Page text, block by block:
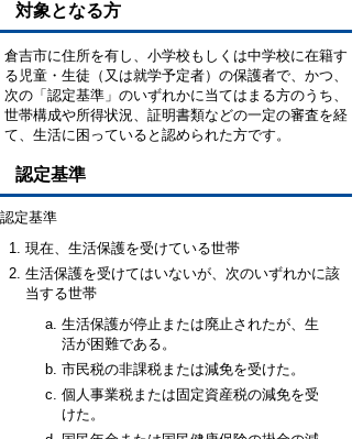
対象となる方
倉吉市に住所を有し、小学校もしくは中学校に在籍す
る児童・生徒（又は就学予定者）の保護者で、かつ、
次の「認定基準」のいずれかに当てはまる方のうち、
世帯構成や所得状況、証明書類などの一定の審査を経
て、生活に困っていると認められた方です。
認定基準
認定基準
現在、生活保護を受けている世帯
生活保護を受けてはいないが、次のいずれかに該
当する世帯
生活保護が停止または廃止されたが、生
活が困難である。
市民税の非課税または減免を受けた。
個人事業税または固定資産税の減免を受
けた。